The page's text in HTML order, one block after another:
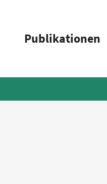
Publikationen